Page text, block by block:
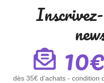
dès 35€ d’achats -